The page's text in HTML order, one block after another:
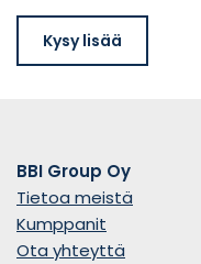
Kysy lisää
BBI Group Oy
Tietoa meistä
Kumppanit
Ota yhteyttä